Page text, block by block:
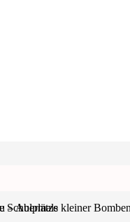
Schulplätze
– Abermals kleiner